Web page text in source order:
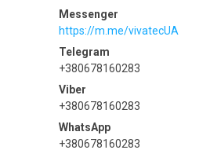
https://m.me/vivatecUA
+380678160283
+380678160283
+380678160283